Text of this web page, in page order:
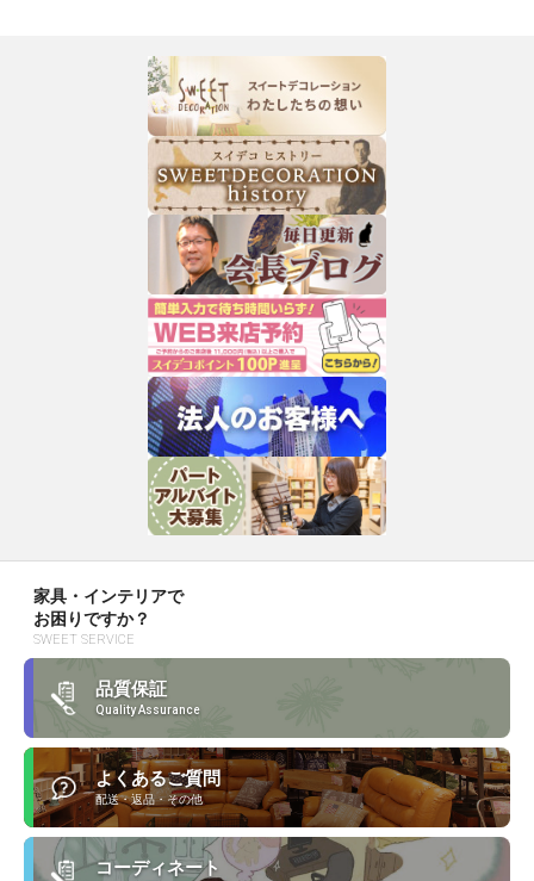
家具・インテリアで
お困りですか？
SWEET SERVICE
品質保証
Quality Assurance
よくあるご質問
配送・返品・その他
コーディネート